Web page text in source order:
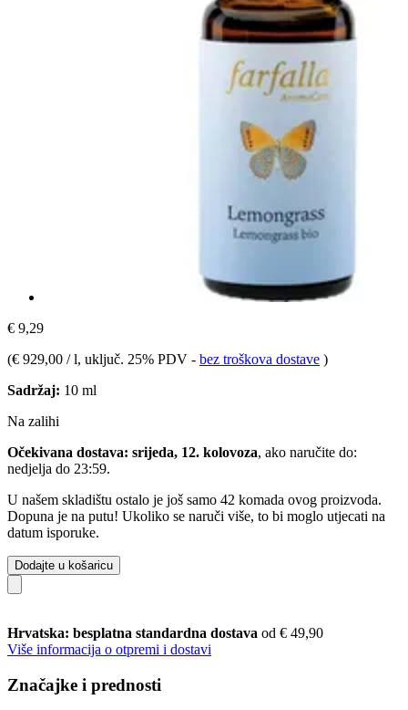
€ 9,29
(€ 929,00 / l, uključ. 25% PDV - bez troškova dostave )
Sadržaj: 10 ml
Na zalihi
Očekivana dostava: srijeda, 12. kolovoza, ako naručite do:
nedjelja do 23:59.
U našem skladištu ostalo je još samo 42 komada ovog proizvoda.
Dopuna je na putu! Ukoliko se naruči više, to bi moglo utjecati na
datum isporuke.
Dodajte u košaricu
Hrvatska: besplatna standardna dostava od € 49,90
Više informacija o otpremi i dostavi
Značajke i prednosti